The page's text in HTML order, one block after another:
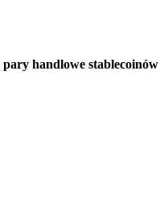
pary handlowe